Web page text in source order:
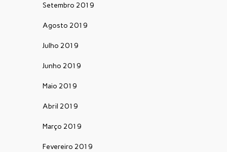
Setembro 2019
Agosto 2019
Julho 2019
Junho 2019
Maio 2019
Abril 2019
Março 2019
Fevereiro 2019